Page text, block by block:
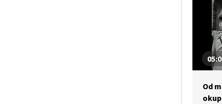
i
Od